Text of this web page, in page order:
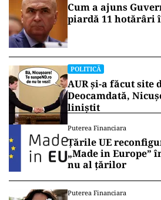
Cum a ajuns
piardă 11 hotărâri
POLITICĂ
AUR și-a făcut site
Deocamdată,
liniștit
Puterea Financiara
Țările UE
„Made in Europe”
nu al țărilor
Puterea Financiara